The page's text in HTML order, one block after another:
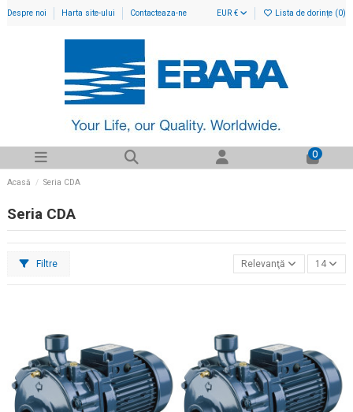
Despre noi Harta site-ului Contacteaza-ne EUR € Lista de dorințe (0)
0
Acasă Seria CDA
Seria CDA
Filtre Relevanţă 14